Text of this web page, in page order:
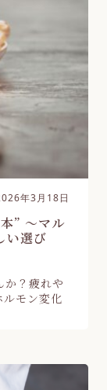
年3月18日
” 〜マル
い選び
か？疲れや
ルモン変化